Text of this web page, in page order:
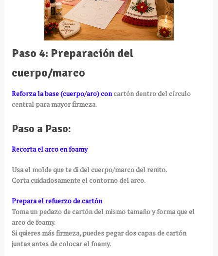
Paso 4: Preparación del
cuerpo/marco
Reforza la base (cuerpo/aro) concartón dentro del círculo
central para mayor firmeza.
Paso a Paso:
Recorta el arco en foamy
Usa el molde que te di del cuerpo/marco del renito.
Corta cuidadosamente el contorno del arco.
Prepara el refuerzo de cartón
Toma un pedazo de cartón del mismo tamaño y forma que el
arco de foamy.
Si quieres más firmeza, puedes pegar dos capas de cartón
juntas antes de colocar el foamy.